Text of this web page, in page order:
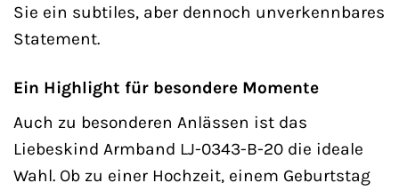
Sie ein subtiles, aber dennoch unverkennbares
Statement.
Ein Highlight für besondere Momente
Auch zu besonderen Anlässen ist das
Liebeskind Armband LJ-0343-B-20 die ideale
Wahl. Ob zu einer Hochzeit, einem Geburtstag